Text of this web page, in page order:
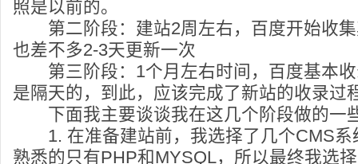
照是以前的。
第二阶段：建站2周左右，百度开始收集
也差不多2-3天更新一次
第三阶段：1个月左右时间，百度基本收
是隔天的，到此，应该完成了新站的收录过
下面我主要谈谈我在这几个阶段做的一
1. 在准备建站前，我选择了几个CMS系
熟悉的只有PHP和MYSQL，所以最终我选